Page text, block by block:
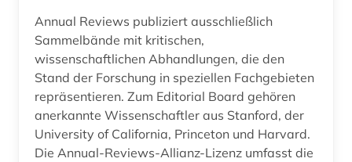
fahrzeugtechnik (2)
fasern (1)
faseroptik (1)
fernerkundung (3)
fertigungstechnik (3)
Annual Reviews publiziert ausschließlich
Sammelbände mit kritischen,
wissenschaftlichen Abhandlungen, die den
Stand der Forschung in speziellen Fachgebieten
repräsentieren. Zum Editorial Board gehören
anerkannte Wissenschaftler aus Stanford, der
University of California, Princeton und Harvard.
Die Annual-Reviews-Allianz-Lizenz umfasst die